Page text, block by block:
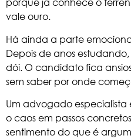
vale ouro.
Há ainda a parte
Depois de anos
dói. O candidato fica
sem saber por onde
Um advogado
o caos em passos
sentimento do que é